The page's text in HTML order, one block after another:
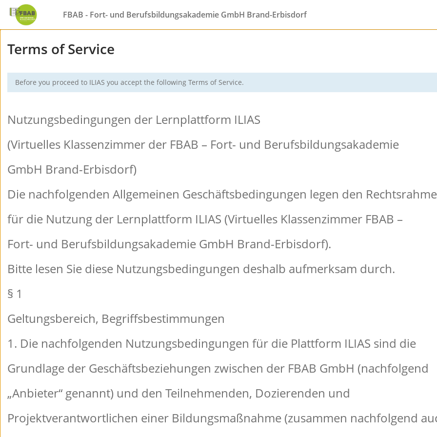
FBAB - Fort- und Berufsbildungsakademie GmbH Brand-Erbisdorf
Terms of Service
Before you proceed to ILIAS you accept the following Terms of Service.
Nutzungsbedingungen der Lernplattform ILIAS
(Virtuelles Klassenzimmer der FBAB – Fort- und Berufsbildungsakademie
GmbH Brand-Erbisdorf)
Die nachfolgenden Allgemeinen Geschäftsbedingungen legen den Recht
für die Nutzung der Lernplattform ILIAS (Virtuelles Klassenzimmer FBAB –
Fort- und Berufsbildungsakademie GmbH Brand-Erbisdorf).
Bitte lesen Sie diese Nutzungsbedingungen deshalb aufmerksam durch.
§ 1
Geltungsbereich, Begriffsbestimmungen
1. Die nachfolgenden Nutzungsbedingungen für die Plattform ILIAS sind die
Grundlage der Geschäftsbeziehungen zwischen der FBAB GmbH (nachfolgend
„Anbieter“ genannt) und den Teilnehmenden, Dozierenden und
Projektverantwortlichen einer Bildungsmaßnahme (zusammen nachfolgend